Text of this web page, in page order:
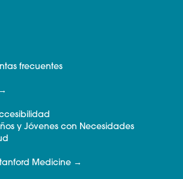
frecuentes
y Jóvenes con Necesidades
Medicine